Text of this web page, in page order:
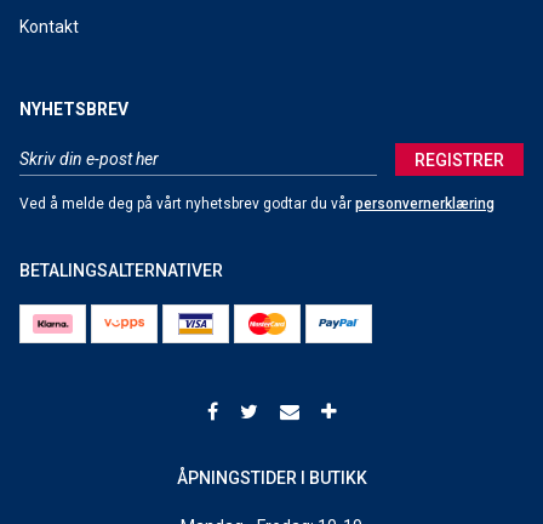
Kontakt
NYHETSBREV
REGISTRER
Ved å melde deg på vårt nyhetsbrev godtar du vår personvernerklæring
BETALINGSALTERNATIVER
ÅPNINGSTIDER I BUTIKK